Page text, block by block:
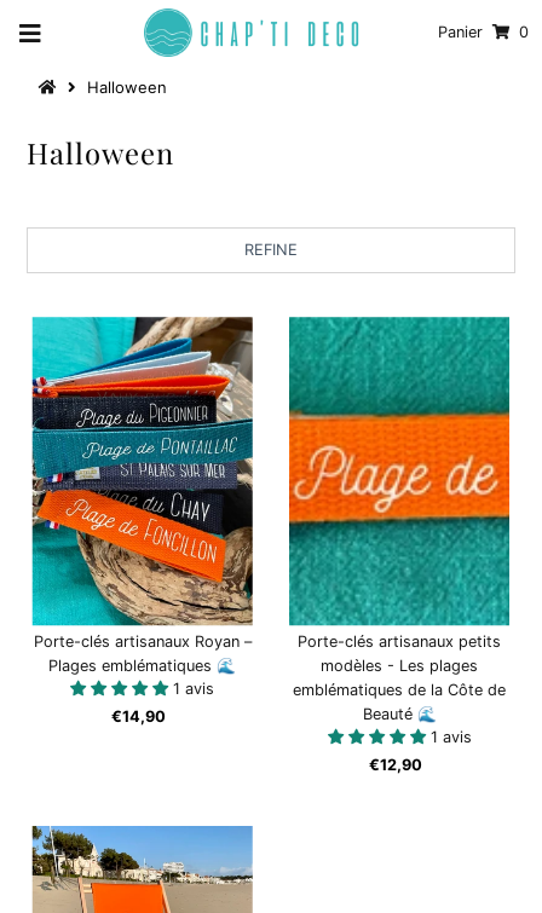
Panier 0
Halloween
Halloween
REFINE
Porte-clés artisanaux Royan –
Plages emblématiques 🌊
1 avis
Prix
€14,90
Porte-clés artisanaux petits
modèles - Les plages
emblématiques de la Côte de
Beauté 🌊
1 avis
Prix
€12,90